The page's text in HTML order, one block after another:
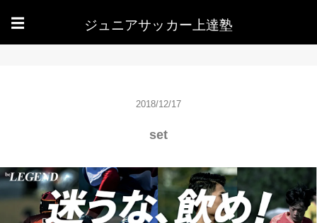
☰ ジュニアサッカー上達塾
2018/12/17
set